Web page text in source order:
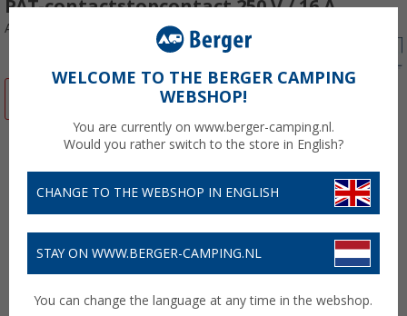
PAT-contactstopcontact 250 V / 16 A
Artikelnr: 362100
WELCOME TO THE BERGER CAMPING
WEBSHOP!
You are currently on www.berger-camping.nl.
Would you rather switch to the store in English?
CHANGE TO THE WEBSHOP IN ENGLISH
STAY ON WWW.BERGER-CAMPING.NL
You can change the language at any time in the webshop.